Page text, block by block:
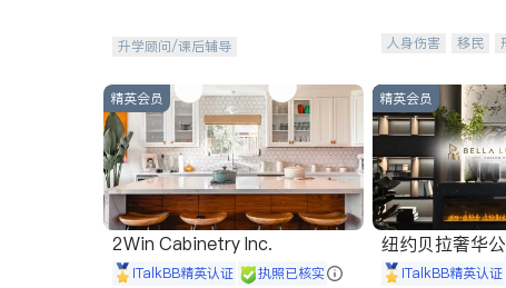
升学顾问/课后辅导 人身伤害 移民
商标注册
索赔
精英会员
2Win Cabinetry Inc.
iTalkBB精英认证 执照已核实
精英会员
纽约贝拉奢华公司 BELLA
E iTalkBB精英认证